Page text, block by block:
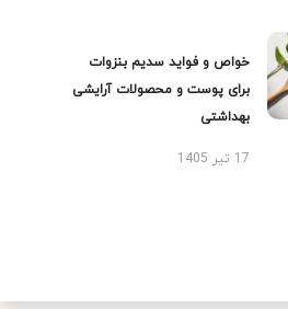
خواص و فواید سدیم بنزوات
برای پوست و محصولات آرایشی
بهداشتی
17 تیر 1405